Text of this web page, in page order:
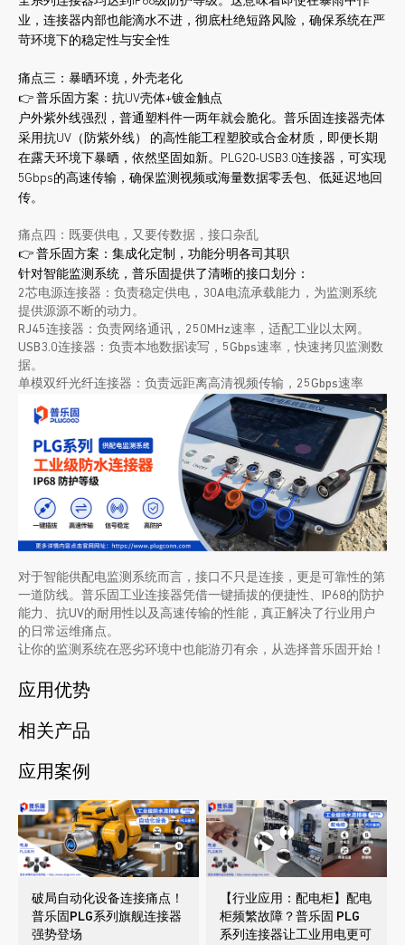
业，连接器内部也能滴水不进，彻底杜绝短路风险，确保系统在严
苛环境下的稳定性与安全性
痛点三：暴晒环境，外壳老化
👉 普乐固方案：抗UV壳体+镀金触点
户外紫外线强烈，普通塑料件一两年就会脆化。普乐固连接器壳体
采用抗UV（防紫外线） 的高性能工程塑胶或合金材质，即便长期
在露天环境下暴晒，依然坚固如新。PLG20-USB3.0连接器，可实现
5Gbps的高速传输，确保监测视频或海量数据零丢包、低延迟地回
传。
痛点四：既要供电，又要传数据，接口杂乱
👉 普乐固方案：集成化定制，功能分明各司其职
针对智能监测系统，普乐固提供了清晰的接口划分：
2芯电源连接器：负责稳定供电，30A电流承载能力，为监测系统
提供源源不断的动力。
RJ45连接器：负责网络通讯，250MHz速率，适配工业以太网。
USB3.0连接器：负责本地数据读写，5Gbps速率，快速拷贝监测数
据。
单模双纤光纤连接器：负责远距离高清视频传输，25Gbps速率
对于智能供配电监测系统而言，接口不只是连接，更是可靠性的第
一道防线。普乐固工业连接器凭借一键插拔的便捷性、IP68的防护
能力、抗UV的耐用性以及高速传输的性能，真正解决了行业用户
的日常运维痛点。
让你的监测系统在恶劣环境中也能游刃有余，从选择普乐固开始！
应用优势
相关产品
应用案例
破局自动化设备连接痛点！
普乐固PLG系列旗舰连接器
强势登场
【行业应用：配电柜】配电
柜频繁故障？普乐固 PLG
系列连接器让工业用电更可